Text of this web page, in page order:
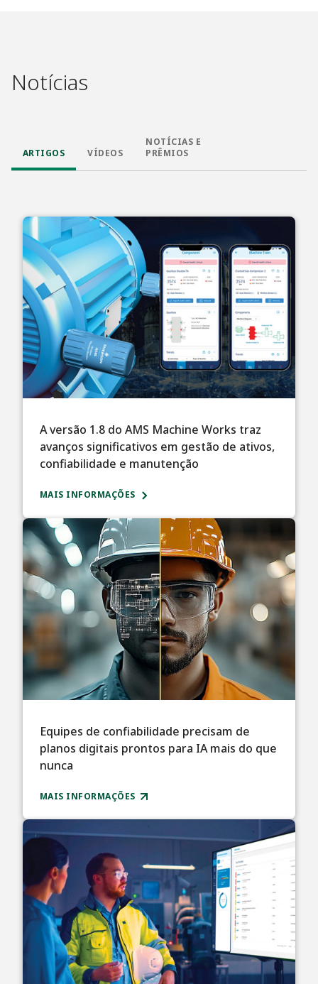
Notícias
ARTIGOS VÍDEOS
NOTÍCIAS E
PRÊMIOS
A versão 1.8 do AMS Machine Works traz
avanços significativos em gestão de ativos,
confiabilidade e manutenção
MAIS INFORMAÇÕES
Equipes de confiabilidade precisam de
planos digitais prontos para IA mais do que
nunca
MAIS INFORMAÇÕES